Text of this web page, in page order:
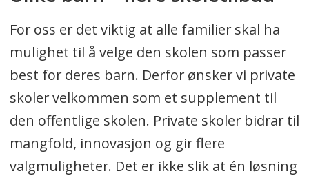
For oss er det viktig at alle familier skal ha
mulighet til å velge den skolen som passer
best for deres barn. Derfor ønsker vi private
skoler velkommen som et supplement til
den offentlige skolen. Private skoler bidrar til
mangfold, innovasjon og gir flere
valgmuligheter. Det er ikke slik at én løsning